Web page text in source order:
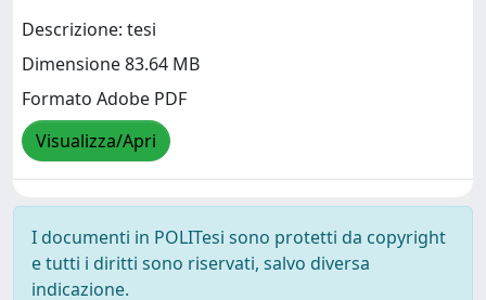
Descrizione: tesi
Dimensione 83.64 MB
Formato Adobe PDF
Visualizza/Apri
I documenti in POLITesi sono protetti da copyright
e tutti i diritti sono riservati, salvo diversa
indicazione.